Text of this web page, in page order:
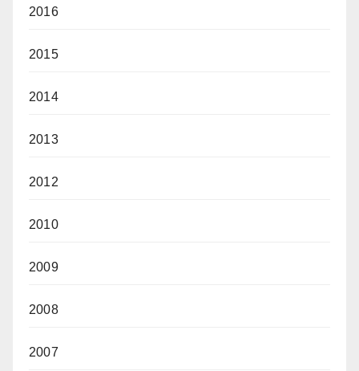
2016
2015
2014
2013
2012
2010
2009
2008
2007